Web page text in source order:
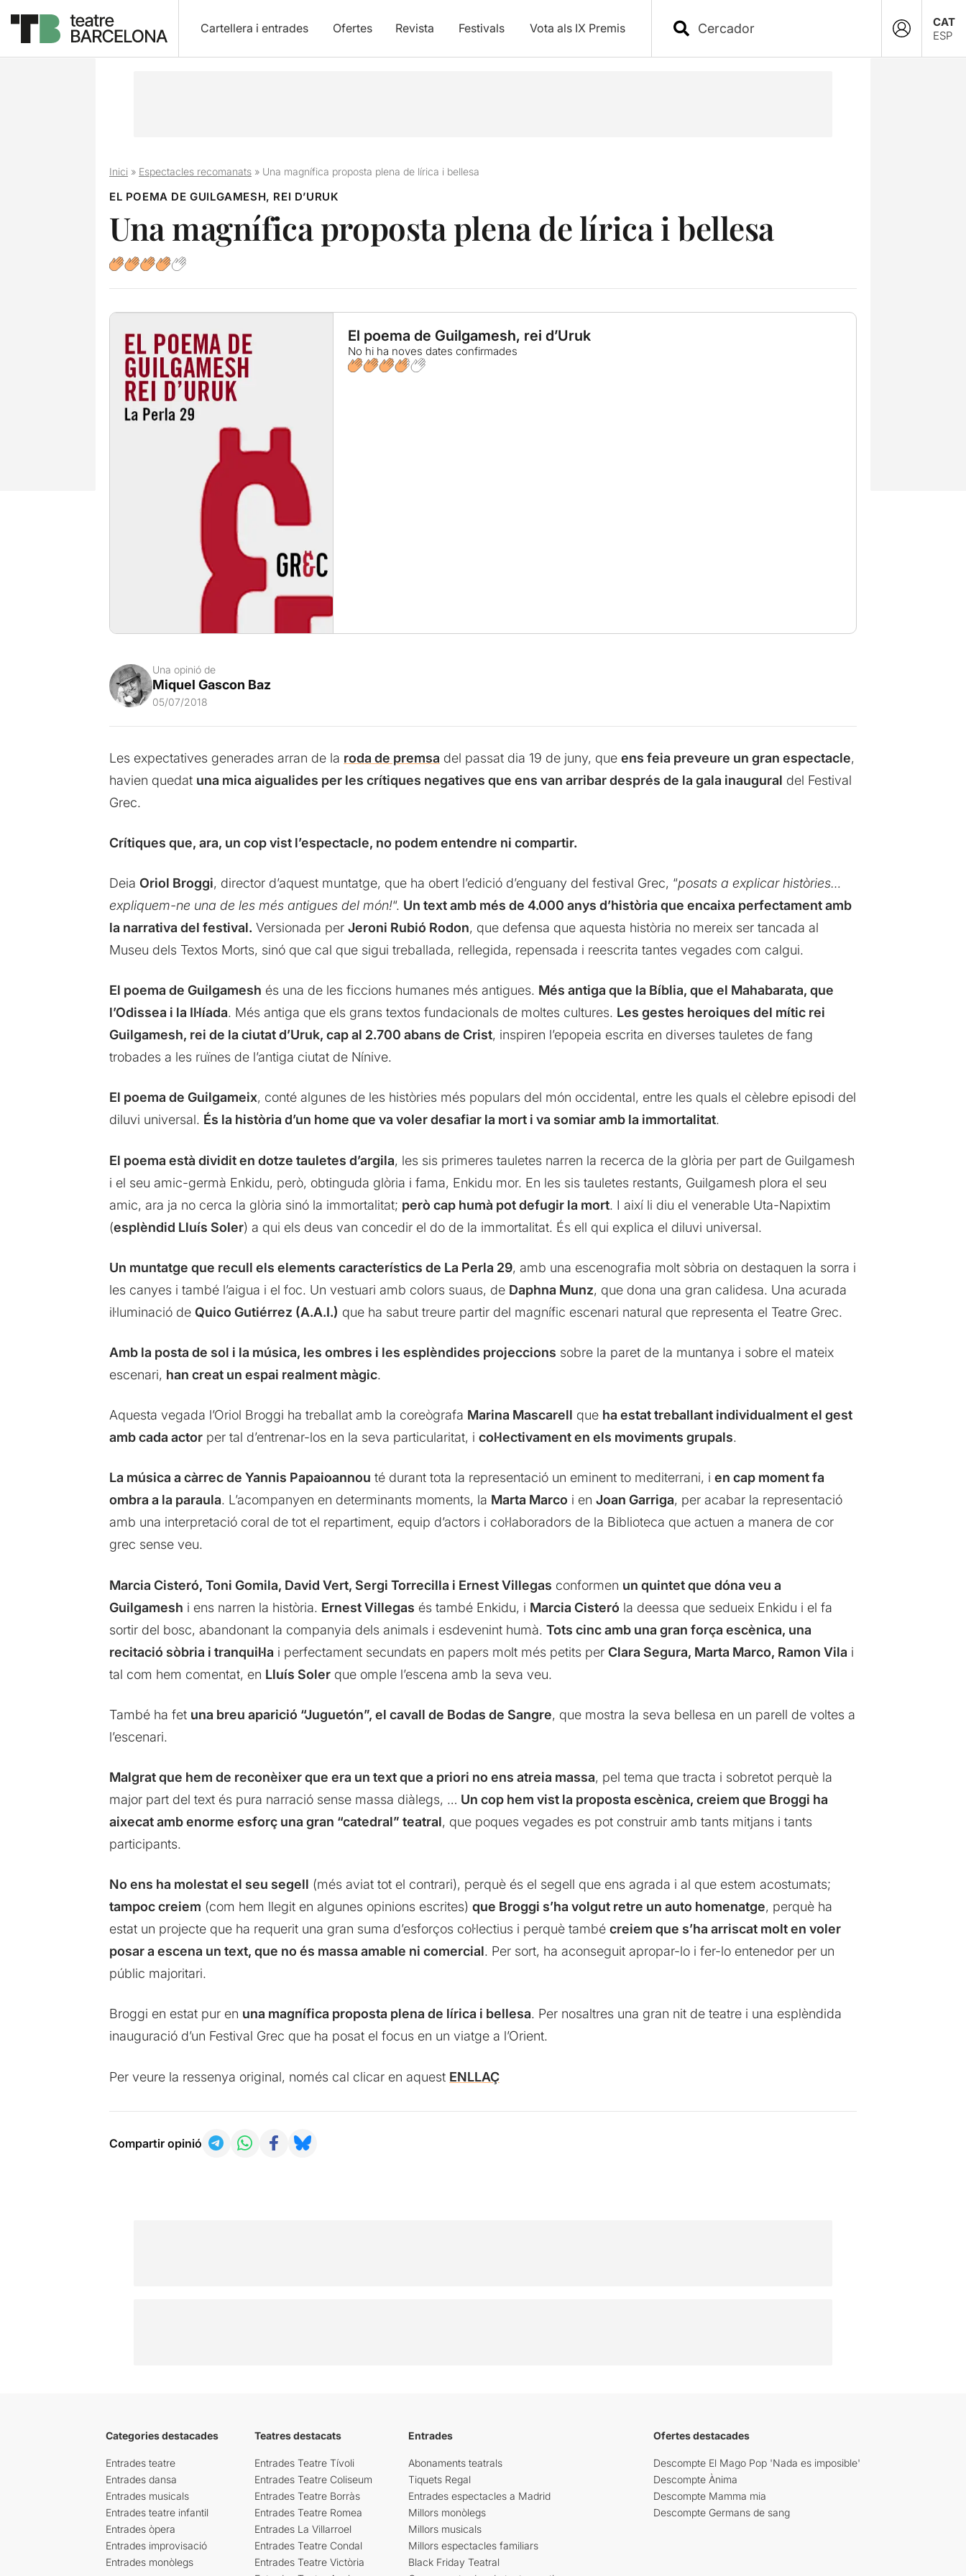
Cartellera i entrades Ofertes Revista Festivals Vota als IX Premis
CAT
ESP
Inici» Espectacles recomanats» Una magnífica proposta plena de lírica i bellesa
EL POEMA DE GUILGAMESH, REI D’URUK
Una magnífica proposta plena de lírica i bellesa
El poema de Guilgamesh, rei d’Uruk
No hi ha noves dates confirmades
Una opinió de
Miquel Gascon Baz
05/07/2018
Les expectatives generades arran de la roda de premsa del passat dia 19 de juny, que ens feia preveure un gran espectacle,
havien quedat una mica aigualides per les crítiques negatives que ens van arribar després de la gala inaugural del Festival
Grec.
Crítiques que, ara, un cop vist l’espectacle, no podem entendre ni compartir.
Deia Oriol Broggi, director d’aquest muntatge, que ha obert l’edició d’enguany del festival Grec, “posats a explicar històries…
expliquem-ne una de les més antigues del món!“. Un text amb més de 4.000 anys d’història que encaixa perfectament amb
la narrativa del festival. Versionada per Jeroni Rubió Rodon, que defensa que aquesta història no mereix ser tancada al
Museu dels Textos Morts, sinó que cal que sigui treballada, rellegida, repensada i reescrita tantes vegades com calgui.
El poema de Guilgamesh és una de les ficcions humanes més antigues. Més antiga que la Bíblia, que el Mahabarata, que
l’Odissea i la Il·líada. Més antiga que els grans textos fundacionals de moltes cultures. Les gestes heroiques del mític rei
Guilgamesh, rei de la ciutat d’Uruk, cap al 2.700 abans de Crist, inspiren l’epopeia escrita en diverses tauletes de fang
trobades a les ruïnes de l’antiga ciutat de Nínive.
El poema de Guilgameix, conté algunes de les històries més populars del món occidental, entre les quals el cèlebre episodi del
diluvi universal. És la història d’un home que va voler desafiar la mort i va somiar amb la immortalitat.
El poema està dividit en dotze tauletes d’argila, les sis primeres tauletes narren la recerca de la glòria per part de Guilgamesh
i el seu amic-germà Enkidu, però, obtinguda glòria i fama, Enkidu mor. En les sis tauletes restants, Guilgamesh plora el seu
amic, ara ja no cerca la glòria sinó la immortalitat; però cap humà pot defugir la mort. I així li diu el venerable Uta-Napixtim
(esplèndid Lluís Soler) a qui els deus van concedir el do de la immortalitat. És ell qui explica el diluvi universal.
Un muntatge que recull els elements característics de La Perla 29, amb una escenografia molt sòbria on destaquen la sorra i
les canyes i també l’aigua i el foc. Un vestuari amb colors suaus, de Daphna Munz, que dona una gran calidesa. Una acurada
il·luminació de Quico Gutiérrez (A.A.I.) que ha sabut treure partir del magnífic escenari natural que representa el Teatre Grec.
Amb la posta de sol i la música, les ombres i les esplèndides projeccions sobre la paret de la muntanya i sobre el mateix
escenari, han creat un espai realment màgic.
Aquesta vegada l’Oriol Broggi ha treballat amb la coreògrafa Marina Mascarell que ha estat treballant individualment el gest
amb cada actorper tal d’entrenar-los en la seva particularitat, i col·lectivament en els moviments grupals.
La música a càrrec de Yannis Papaioannou té durant tota la representació un eminent to mediterrani, i en cap moment fa
ombra a la paraula. L’acompanyen en determinants moments, la Marta Marco i en Joan Garriga, per acabar la representació
amb una interpretació coral de tot el repartiment, equip d’actors i col·laboradors de la Biblioteca que actuen a manera de cor
grec sense veu.
Marcia Cisteró, Toni Gomila, David Vert, Sergi Torrecilla i Ernest Villegas conformen un quintet que dóna veu a
Guilgamesh i ens narren la història. Ernest Villegas és també Enkidu, i Marcia Cisteró la deessa que sedueix Enkidu i el fa
sortir del bosc, abandonant la companyia dels animals i esdevenint humà. Tots cinc amb una gran força escènica, una
recitació sòbria i tranquil·la i perfectament secundats en papers molt més petits per Clara Segura, Marta Marco, Ramon Vila i
tal com hem comentat, en Lluís Solerque omple l’escena amb la seva veu.
També ha fet una breu aparició “Juguetón”, el cavall de Bodas de Sangre, que mostra la seva bellesa en un parell de voltes a
l’escenari.
Malgrat que hem de reconèixer que era un text que a priori no ens atreia massa, pel tema que tracta i sobretot perquè la
major part del text és pura narració sense massa diàlegs, … Un cop hem vist la proposta escènica, creiem que Broggi ha
aixecat amb enorme esforç una gran “catedral” teatral, que poques vegades es pot construir amb tants mitjans i tants
participants.
No ens ha molestat el seu segell (més aviat tot el contrari), perquè és el segell que ens agrada i al que estem acostumats;
tampoc creiem (com hem llegit en algunes opinions escrites) que Broggi s’ha volgut retre un auto homenatge, perquè ha
estat un projecte que ha requerit una gran suma d’esforços col·lectius i perquè també creiem que s’ha arriscat molt en voler
posar a escena un text, que no és massa amable ni comercial. Per sort, ha aconseguit apropar-lo i fer-lo entenedor per un
públic majoritari.
Broggi en estat pur en una magnífica proposta plena de lírica i bellesa. Per nosaltres una gran nit de teatre i una esplèndida
inauguració d’un Festival Grec que ha posat el focus en un viatge a l’Orient.
Per veure la ressenya original, només cal clicar en aquest ENLLAÇ
Compartir opinió
Categories destacades
Entrades teatre
Entrades dansa
Entrades musicals
Entrades teatre infantil
Entrades òpera
Entrades improvisació
Entrades monòlegs
Teatres destacats
Entrades Teatre Tívoli
Entrades Teatre Coliseum
Entrades Teatre Borràs
Entrades Teatre Romea
Entrades La Villarroel
Entrades Teatre Condal
Entrades Teatre Victòria
Entrades
Abonaments teatrals
Tiquets Regal
Entrades espectacles a Madrid
Millors monòlegs
Millors musicals
Millors espectacles familiars
Black Friday Teatral
Ofertes destacades
Descompte El Mago Pop 'Nada es imposible'
Descompte Ànima
Descompte Mamma mia
Descompte Germans de sang